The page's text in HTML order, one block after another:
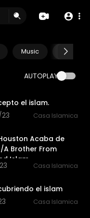
Music Pets &
AUTOPLAY
el islam.
Casa Islamica
Acaba de
A Brother From
Islam
Casa Islamica
el islam
Casa Islamica